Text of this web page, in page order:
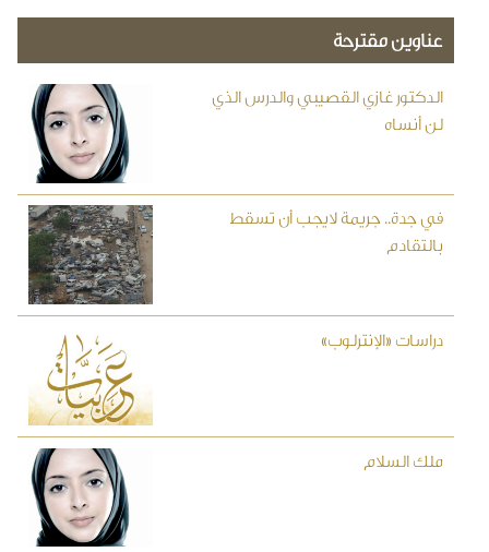
عناوين مقترحة
الدكتور غازي القصيبي والدرس الذي
لن أنساه
في جدة.. جريمة لايجب أن تسقط
بالتقادم
دراسات «الإنترلوب»
ملك السلام